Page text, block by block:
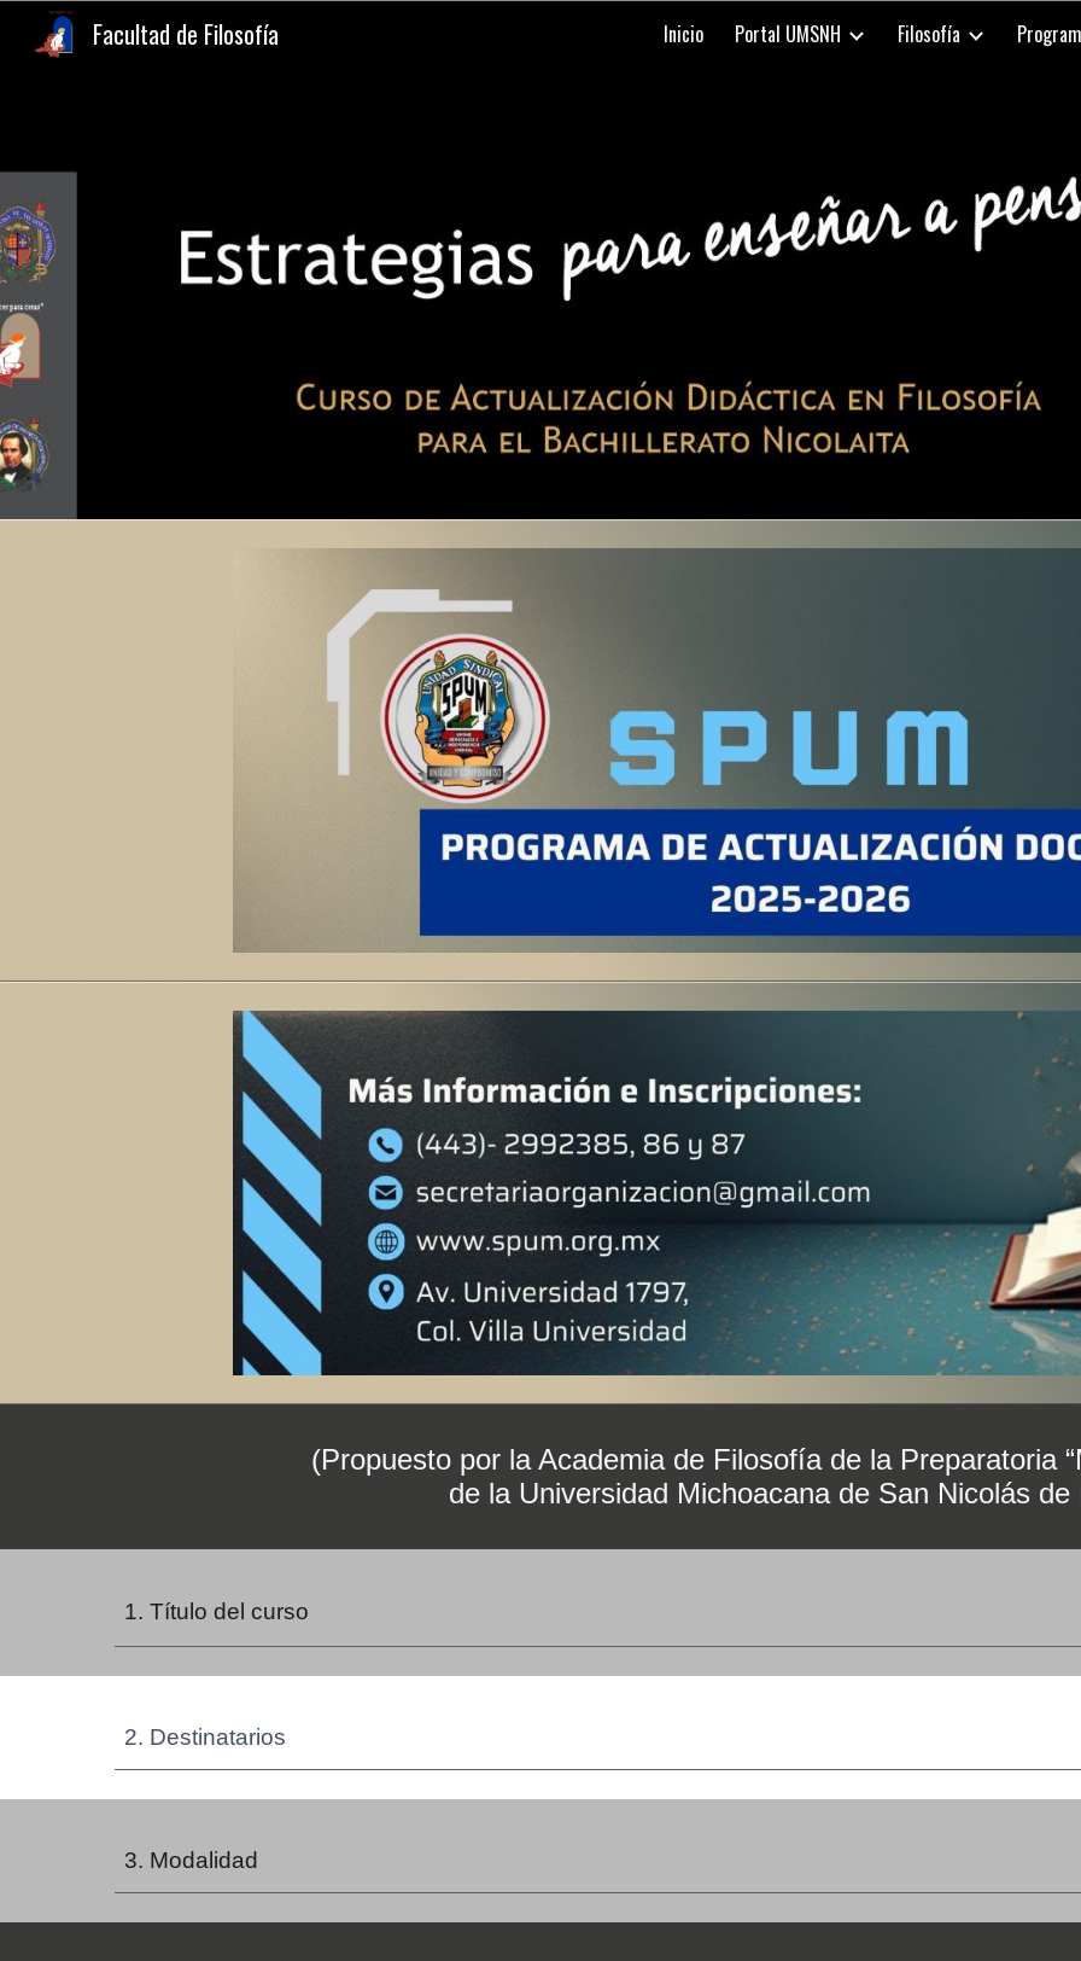
Skip to main content Skip to
Facultad de Filosofía Inicio Portal UMSNH Filosofía
(Propuesto por la Academia de Filosofía de la Preparatoria
de la Universidad Michoacana de San Nicolás de
1. Título del curso
2. Destinatarios
3. Modalidad